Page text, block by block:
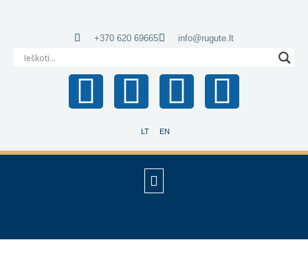
LT EN
+370 620 69665 info@rugute.lt